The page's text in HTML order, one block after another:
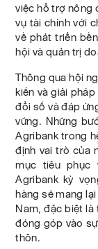
việc hỗ trợ nông
vụ tài chính với
về phát triển
hội và quản trị
Thông qua hội
kiến và giải
đổi số và đáp
vững. Những
Agribank trong
định vai trò của
mục tiêu phục
Agribank kỳ
hàng sẽ mang
Nam, đặc biệt là
đóng góp vào
thôn.